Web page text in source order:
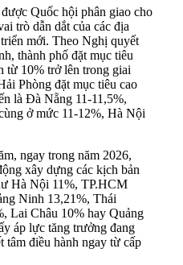
Quốc hội phân giao cho
trò dẫn dắt của các địa
mới. Theo Nghị quyết
thành phố đặt mục tiêu
từ 10% trở lên trong giai
Phòng đặt mục tiêu cao
là Đà Nẵng 11-11,5%,
ở mức 11-12%, Hà Nội
ngay trong năm 2026,
xây dựng các kịch bản
Hà Nội 11%, TP.HCM
Ninh 13,21%, Thái
Lai Châu 10% hay Quảng
áp lực tăng trưởng đang
tâm điều hành ngay từ cấp